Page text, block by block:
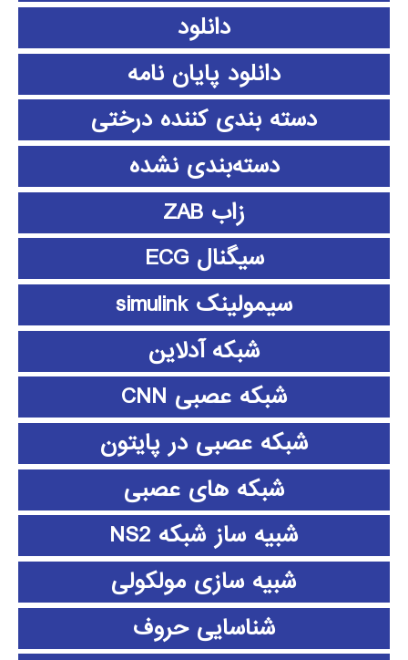
دانلود
دانلود پايان نامه
دسته بندی کننده درختی
دسته‌بندی نشده
زاب ZAB
سیگنال ECG
سیمولینک simulink
شبکه آدلاین
شبکه عصبی CNN
شبکه عصبی در پایتون
شبکه های عصبی
شبیه ساز شبکه NS2
شبیه سازی مولکولی
شناسایی حروف